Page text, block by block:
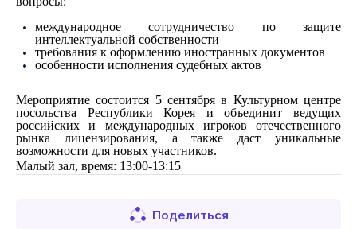
международное сотрудничество
по защите
интеллектуальной собственности
требования к оформлению иностранных документов
особенности исполнения судебных актов
Мероприятие состоится 5 сентября в Культурном центре
посольства Республики Корея и объединит ведущих
российских и международных игроков отечественного
рынка лицензирования, а также даст уникальные
возможности для новых участников.
Малый зал, время: 13:00-13:15
Поделиться